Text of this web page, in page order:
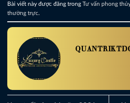
Bài viết này được đăng trong Tư vấn phong
thường trực.